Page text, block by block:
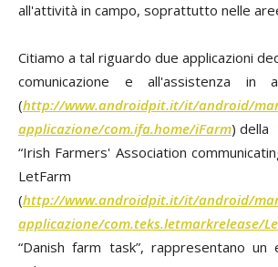
all'attività in campo, soprattutto nelle
Citiamo a tal riguardo due applicazioni
comunicazione e all'assistenza in
(http://www.androidpit.it/it/android/
applicazione/com.ifa.home/iFarm) della
“Irish Farmers' Association
LetFarm
(http://www.androidpit.it/it/android/
applicazione/com.teks.letmarkrelease/
“Danish farm task”, rappresentano un